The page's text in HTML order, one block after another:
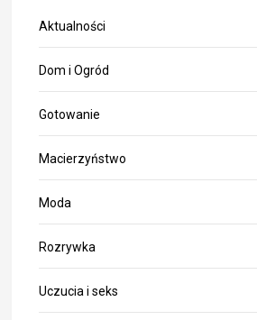
Aktualności
Dom i Ogród
Gotowanie
Macierzyństwo
Moda
Rozrywka
Uczucia i seks